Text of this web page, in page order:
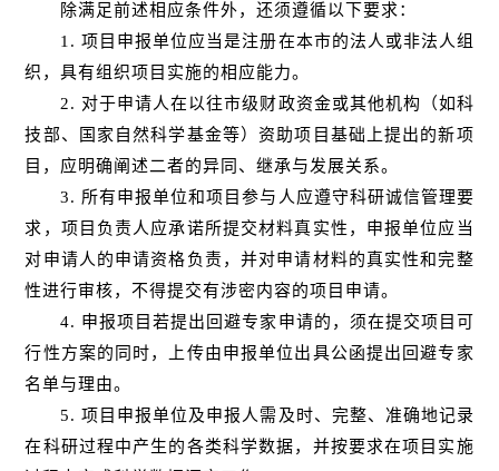
除满足前述相应条件外，还须遵循以下要求：
1. 项目申报单位应当是注册在本市的法人或非法人组
织，具有组织项目实施的相应能力。
2. 对于申请人在以往市级财政资金或其他机构（如科
技部、国家自然科学基金等）资助项目基础上提出的新项
目，应明确阐述二者的异同、继承与发展关系。
3. 所有申报单位和项目参与人应遵守科研诚信管理要
求，项目负责人应承诺所提交材料真实性，申报单位应当
对申请人的申请资格负责，并对申请材料的真实性和完整
性进行审核，不得提交有涉密内容的项目申请。
4. 申报项目若提出回避专家申请的，须在提交项目可
行性方案的同时，上传由申报单位出具公函提出回避专家
名单与理由。
5. 项目申报单位及申报人需及时、完整、准确地记录
在科研过程中产生的各类科学数据，并按要求在项目实施